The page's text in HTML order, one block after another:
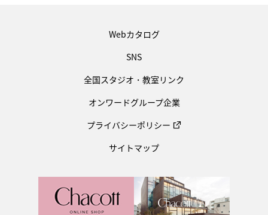
Webカタログ
SNS
全国スタジオ・教室リンク
オンワードグループ企業
プライバシーポリシー
サイトマップ